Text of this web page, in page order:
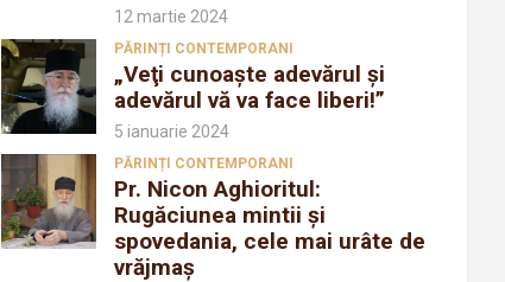
12 martie 2024
PĂRINȚI CONTEMPORANI
„Veţi cunoaşte adevărul şi
adevărul vă va face liberi!”
5 ianuarie 2024
PĂRINȚI CONTEMPORANI
Pr. Nicon Aghioritul:
Rugăciunea mintii și
spovedania, cele mai urâte de
vrăjmaș